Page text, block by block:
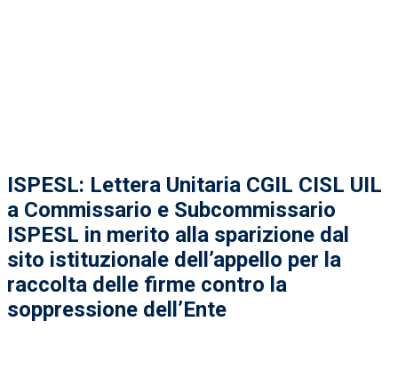
ISPESL: Lettera Unitaria CGIL CISL UIL
a Commissario e Subcommissario
ISPESL in merito alla sparizione dal
sito istituzionale dell’appello per la
raccolta delle firme contro la
soppressione dell’Ente